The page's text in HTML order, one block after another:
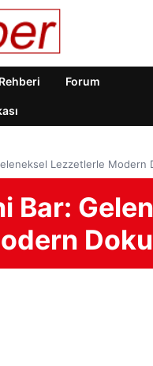
Forum
Lezzetlerle Modern
Bar: